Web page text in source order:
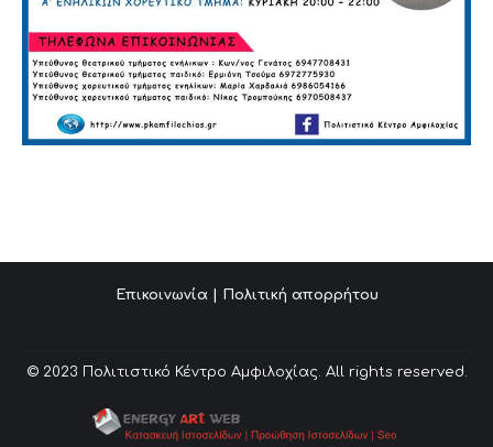
Επικοινωνία | Πολιτική απορρήτου
© 2023 Πολιτιστικό Κέντρο Αμφιλοχίας. All rights reserved.